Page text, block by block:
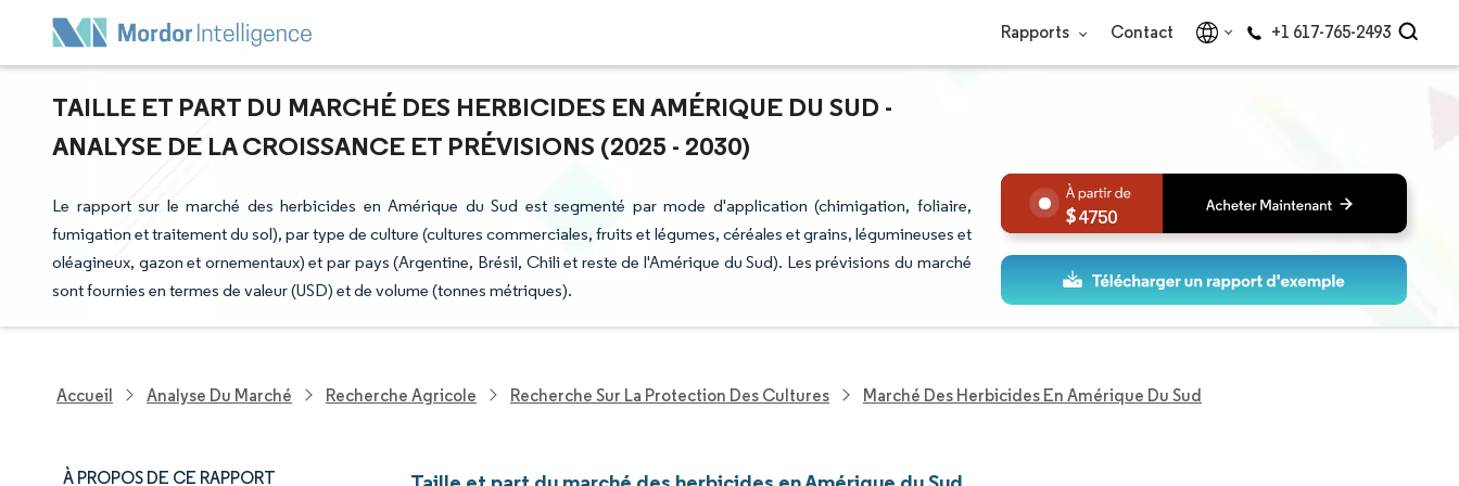
Rapports Contact +1 617-765-2493
TAILLE ET PART DU MARCHÉ DES HERBICIDES EN AMÉRIQUE DU SUD -
ANALYSE DE LA CROISSANCE ET PRÉVISIONS (2025 - 2030)
Le rapport sur le marché des herbicides en Amérique du Sud est segmenté par mode d'application (chimigation, foliaire,
fumigation et traitement du sol), par type de culture (cultures commerciales, fruits et légumes, céréales et grains, légumineuses et
oléagineux, gazon et ornementaux) et par pays (Argentine, Brésil, Chili et reste de l'Amérique du Sud). Les prévisions du marché
sont fournies en termes de valeur (USD) et de volume (tonnes métriques).
4750
Accueil Analyse Du Marché Recherche Agricole Recherche Sur La Protection Des Cultures Marché Des Herbicides En Amérique Du Sud
À PROPOS DE CE RAPPORT